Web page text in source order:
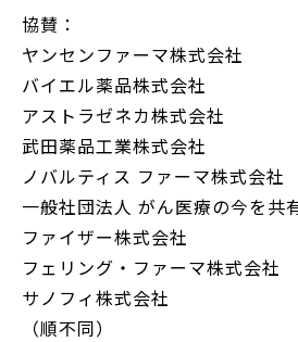
協賛：
ヤンセンファーマ株式会社
バイエル薬品株式会社
アストラゼネカ株式会社
武田薬品工業株式会社
ノバルティス ファーマ株式会社
一般社団法人 がん医療の今を共
ファイザー株式会社
フェリング・ファーマ株式会社
サノフィ株式会社
（順不同）